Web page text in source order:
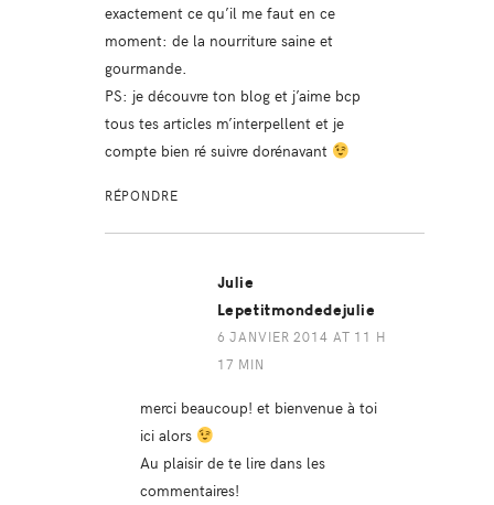
exactement ce qu’il me faut en ce
moment: de la nourriture saine et
gourmande.
PS: je découvre ton blog et j’aime bcp
tous tes articles m’interpellent et je
compte bien ré suivre dorénavant
RÉPONDRE
Julie
Lepetitmondedejulie
6 JANVIER 2014 AT 11 H
17 MIN
merci beaucoup! et bienvenue à toi
ici alors
Au plaisir de te lire dans les
commentaires!